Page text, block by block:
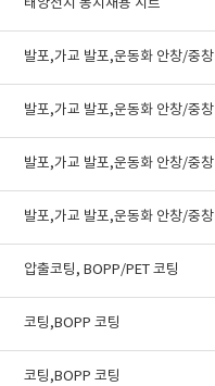
태양전지 봉지재용 시트
발포,가교 발포,운동화 안창/중창
발포,가교 발포,운동화 안창/중창
발포,가교 발포,운동화 안창/중창
발포,가교 발포,운동화 안창/중창
압출코팅, BOPP/PET 코팅
코팅,BOPP 코팅
코팅,BOPP 코팅